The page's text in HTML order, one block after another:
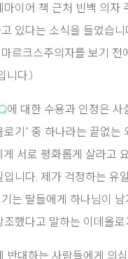
마이어 책 근처 빈백 의자
있다는 소식을 들었습니
르크스주의자를 보기 전
니다.)
에 대한 수용과 인정은 사
로기” 중 하나라는 끝없는
게 서로 평화롭게 살라고
입니다. 제가 걱정하는 유
는 딸들에게 하나님이 남
조했다고 말하는 이데올로
반대하는 사람들에게 의